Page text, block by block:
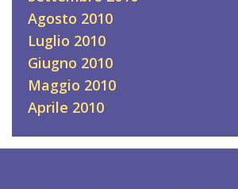
Agosto 2010
Luglio 2010
Giugno 2010
Maggio 2010
Aprile 2010